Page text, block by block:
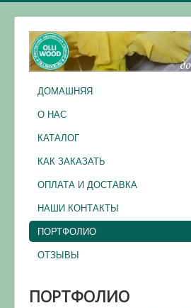
ДОМАШНЯЯ
О НАС
КАТАЛОГ
КАК ЗАКАЗАТЬ
ОПЛАТА И ДОСТАВКА
НАШИ КОНТАКТЫ
ПОРТФОЛИО
ОТЗЫВЫ
ПОРТФОЛИО